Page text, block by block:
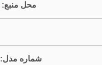
محل منبع:
شماره مدل: